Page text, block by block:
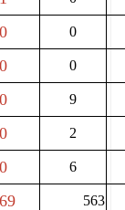
0 0
0 0
0 9
0 2
0 6
563